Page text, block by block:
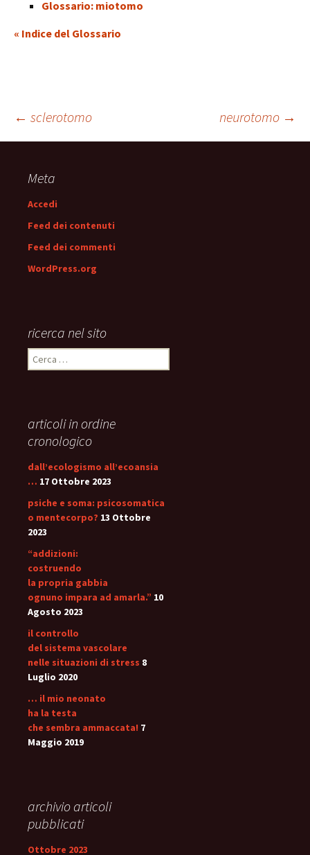
Glossario: miotomo
« Indice del Glossario
Navigazione
articolo
← sclerotomo neurotomo →
Meta
Accedi
Feed dei contenuti
Feed dei commenti
WordPress.org
ricerca nel sito
Ricerca
per:
articoli in ordine
cronologico
dall’ecologismo all’ecoansia
… 17 Ottobre 2023
psiche e soma: psicosomatica
o mentecorpo? 13 Ottobre
2023
“addizioni:
costruendo
la propria gabbia
ognuno impara ad amarla.” 10
Agosto 2023
il controllo
del sistema vascolare
nelle situazioni di stress 8
Luglio 2020
… il mio neonato
ha la testa
che sembra ammaccata! 7
Maggio 2019
archivio articoli
pubblicati
Ottobre 2023